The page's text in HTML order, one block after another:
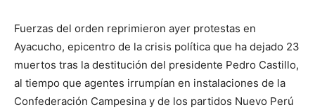
Fuerzas del orden reprimieron ayer protestas en
Ayacucho, epicentro de la crisis política que ha dejado 23
muertos tras la destitución del presidente Pedro Castillo,
al tiempo que agentes irrumpían en instalaciones de la
Confederación Campesina y de los partidos Nuevo Perú